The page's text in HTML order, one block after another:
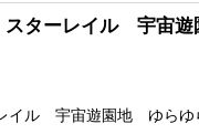
スターレイル 宇宙
イル 宇宙遊園地 ゆらゆ